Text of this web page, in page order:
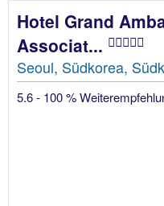
Hotel Grand
Associat...
Seoul, Südkorea,
5.6 - 100 %